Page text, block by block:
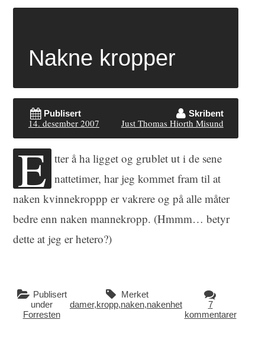
Nakne kropper
Publisert
14. desember 2007
Skribent
Just Thomas Hiorth Misund
E tter å ha ligget og grublet ut i de sene
nattetimer, har jeg kommet fram til at
naken kvinnekroppp er vakrere og på alle måter
bedre enn naken mannekropp. (Hmmm… betyr
dette at jeg er hetero?)
Publisert
under
Forresten
Merket
damer,kropp,naken,nakenhet
7
kommentarer